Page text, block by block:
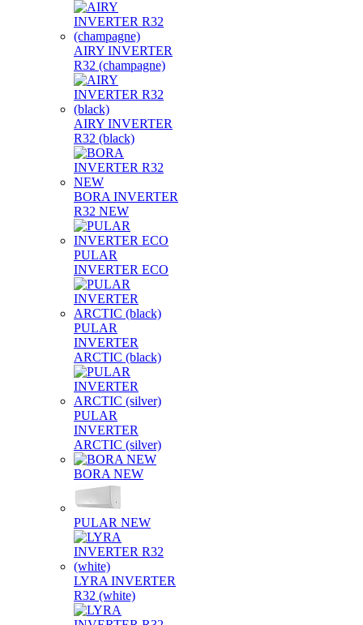
AIRY INVERTER
R32 (champagne)
AIRY INVERTER
R32 (black)
BORA INVERTER
R32 NEW
PULAR
INVERTER ECO
PULAR
INVERTER
ARCTIC (black)
PULAR
INVERTER
ARCTIC (silver)
BORA NEW
PULAR NEW
LYRA INVERTER
R32 (white)